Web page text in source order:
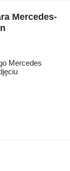
Mercedes-
Mercedes